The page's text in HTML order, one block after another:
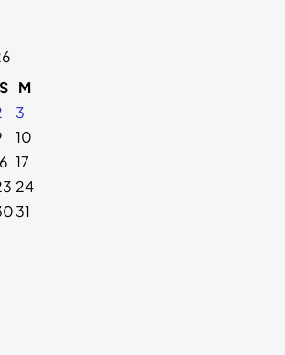
S M
3
10
17
24
31